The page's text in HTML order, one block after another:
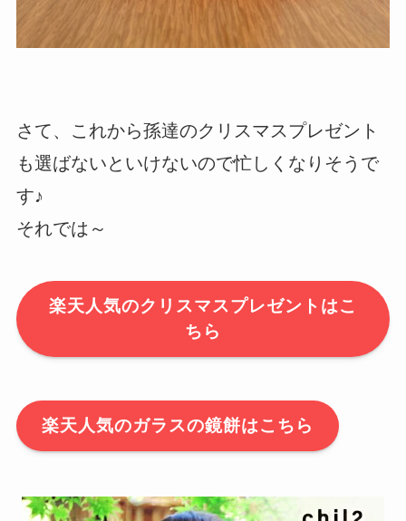
さて、これから孫達のクリスマスプレゼント
も選ばないといけないので忙しくなりそうで
す♪
それでは～
楽天人気のクリスマスプレゼントはこ
ちら
楽天人気のガラスの鏡餅はこちら